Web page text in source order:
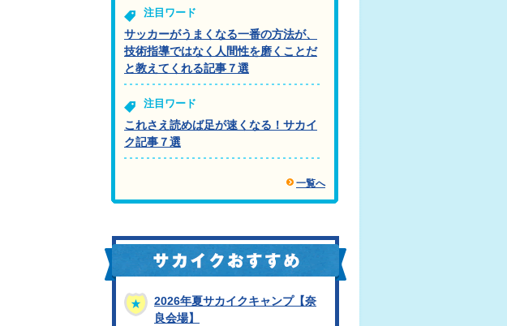
注目ワード
サッカーがうまくなる一番の方法が、
技術指導ではなく人間性を磨くことだ
と教えてくれる記事７選
注目ワード
これさえ読めば足が速くなる！サカイ
ク記事７選
一覧へ
2026年夏サカイクキャンプ【奈
良会場】